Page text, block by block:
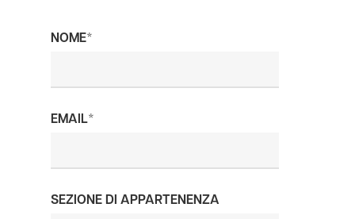
NOME*
EMAIL*
SEZIONE DI APPARTENENZA